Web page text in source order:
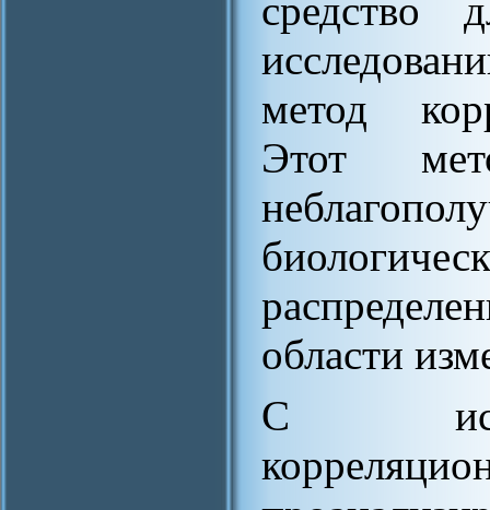
средство
метод
Этот
области
С